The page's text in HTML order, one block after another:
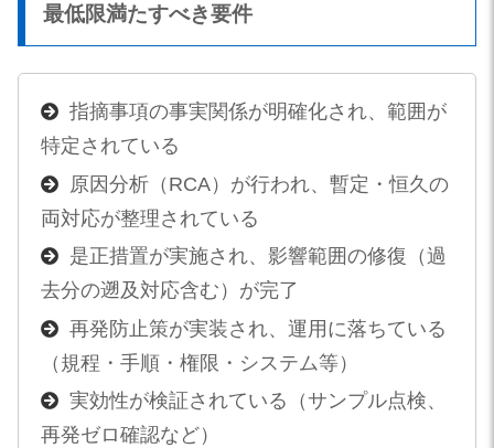
最低限満たすべき要件
指摘事項の事実関係が明確化され、範囲が
特定されている
原因分析（RCA）が行われ、暫定・恒久の
両対応が整理されている
是正措置が実施され、影響範囲の修復（過
去分の遡及対応含む）が完了
再発防止策が実装され、運用に落ちている
（規程・手順・権限・システム等）
実効性が検証されている（サンプル点検、
再発ゼロ確認など）